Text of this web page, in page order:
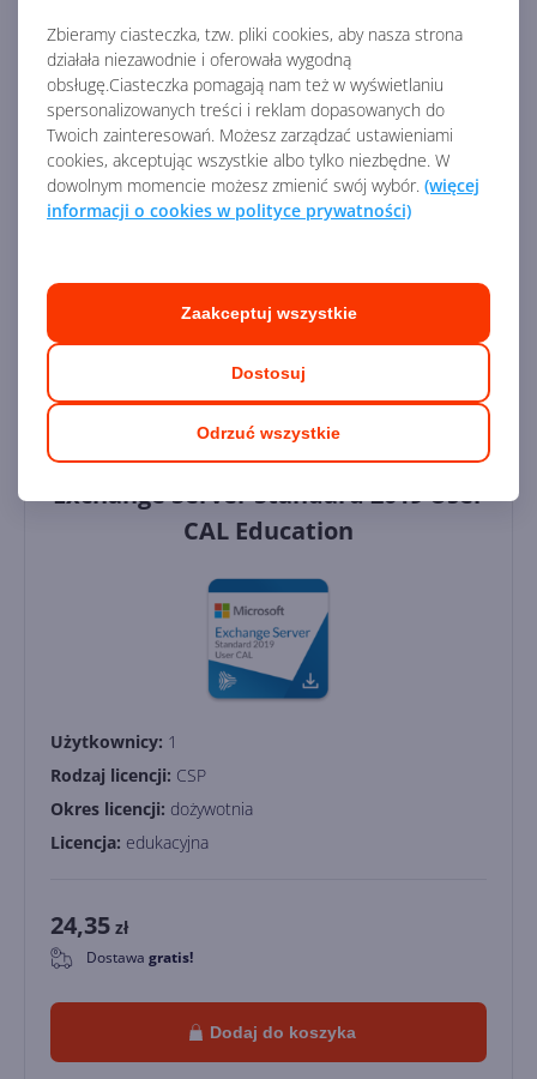
Zbieramy ciasteczka, tzw. pliki cookies, aby nasza strona
działała niezawodnie i oferowała wygodną
obsługę.Ciasteczka pomagają nam też w wyświetlaniu
spersonalizowanych treści i reklam dopasowanych do
Twoich zainteresowań. Możesz zarządzać ustawieniami
cookies, akceptując wszystkie albo tylko niezbędne. W
dowolnym momencie możesz zmienić swój wybór. (więcej
informacji o cookies w polityce prywatności)
Odrzuć wszystkie
Dostosuj
Zaakceptuj wszystkie
58,45zł
Dostawagratis!
Dodaj do koszyka
Dodaj do porównania
Exchange Server Standard 2019 User
CAL Education
Użytkownicy: 1
Rodzaj licencji: CSP
Okres licencji: dożywotnia
Licencja: edukacyjna
24,35 zł
0 Dostawa gratis!
Dodaj do koszyka